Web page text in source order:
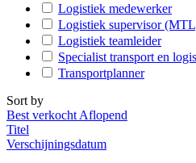
Logistiek medewerker
Logistiek supervisor
Logistiek teamleider
Specialist transport en
Transportplanner
Sort by
Best verkocht Aflopend
Titel
Verschijningsdatum